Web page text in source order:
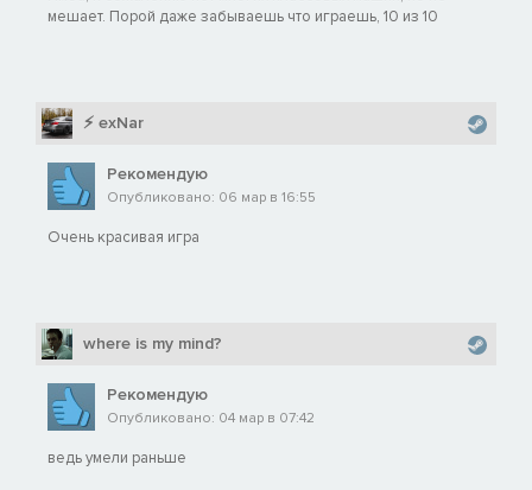
мешает. Порой даже забываешь что играешь, 10 из 10
⚡ exNar
Рекомендую
Опубликовано: 06 мар в 16:55
Очень красивая игра
where is my mind?
Рекомендую
Опубликовано: 04 мар в 07:42
ведь умели раньше